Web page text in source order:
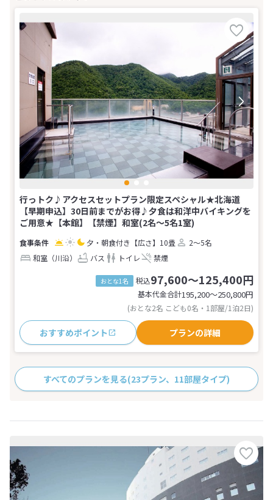
行っトク♪アクセスセットプラン限定スペシャル★北海道
【早期申込】30日前までがお得♪夕食は和洋中バイキングを
ご用意★【本館】【禁煙】和室(2名～5名1室)
夕・朝食付き 【広さ】10畳
2～5名
和室（川沿）
バス トイレ 禁煙
おとな1名 税込97,600～125,400円
基本代金合計195,200〜250,800円
(おとな2名 こども0名・1部屋/1泊2日)
おすすめポイント プランの詳細
すべてのプランを見る(23プラン、11部屋タイプ)